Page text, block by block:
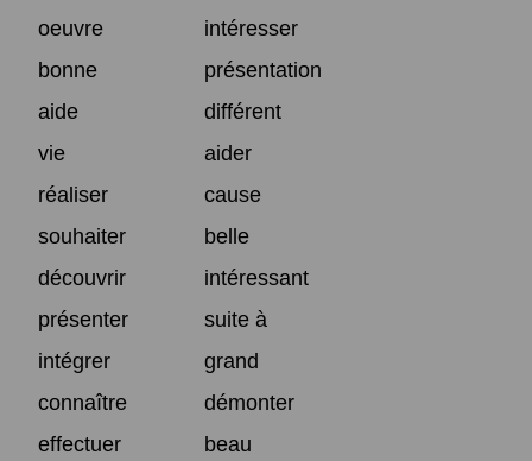
oeuvre
intéresser
bonne
présentation
aide
différent
vie
aider
réaliser
cause
souhaiter
belle
découvrir
intéressant
présenter
suite à
intégrer
grand
connaître
démonter
effectuer
beau